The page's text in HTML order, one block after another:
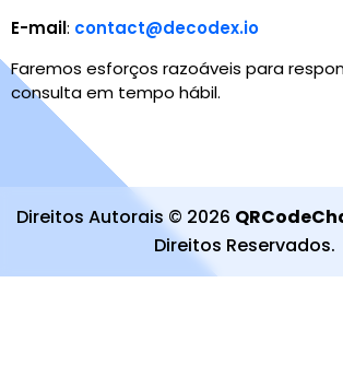
E-mail: contact@decodex.io
Faremos esforços razoáveis para
consulta em tempo hábil.
Direitos Autorais © 2026
Direitos Reservados.